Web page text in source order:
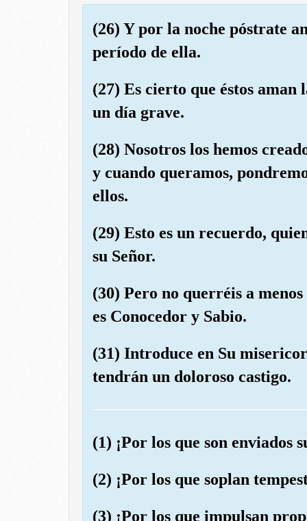
(26) Y por la noche póstrate
período de ella.
(27) Es cierto que éstos aman
un día grave.
(28) Nosotros los hemos
y cuando queramos,
ellos.
(29) Esto es un recuerdo,
su Señor.
(30) Pero no querréis a
es Conocedor y Sabio.
(31) Introduce en Su
tendrán un doloroso castigo.
(1) ¡Por los que son enviados
(2) ¡Por los que soplan
(3) ¡Por los que impulsan